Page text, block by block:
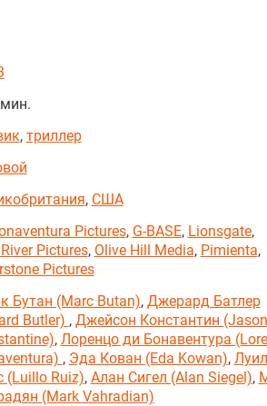
, триллер
, США
Pictures, G-BASE, Lionsgate,
Pictures, Olive Hill Media, Pimienta,
Pictures
Бутан (Marc Butan), Джерард Батлер
Butler) , Джейсон Константин (Jason
, Лоренцо ди Бонавентура
, Эда Кован (Eda Kowan),
(Luillo Ruiz), Алан Сигел (Alan Siegel),
(Mark Vahradian)